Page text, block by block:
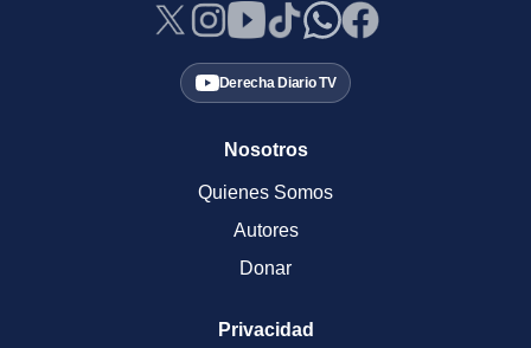
Derecha Diario TV
Nosotros
Quienes Somos
Autores
Donar
Privacidad